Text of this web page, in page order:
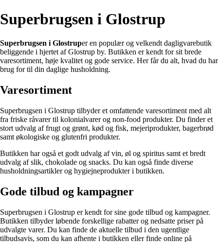
Superbrugsen i Glostrup
Superbrugsen i Glostruper en populær og velkendt dagligvarebutik
beliggende i hjertet af Glostrup by. Butikken er kendt for sit brede
varesortiment, høje kvalitet og gode service. Her får du alt, hvad du har
brug for til din daglige husholdning.
Varesortiment
Superbrugsen i Glostrup tilbyder et omfattende varesortiment med alt
fra friske råvarer til kolonialvarer og non-food produkter. Du finder et
stort udvalg af frugt og grønt, kød og fisk, mejeriprodukter, bagerbrød
samt økologiske og glutenfri produkter.
Butikken har også et godt udvalg af vin, øl og spiritus samt et bredt
udvalg af slik, chokolade og snacks. Du kan også finde diverse
husholdningsartikler og hygiejneprodukter i butikken.
Gode tilbud og kampagner
Superbrugsen i Glostrup er kendt for sine gode tilbud og kampagner.
Butikken tilbyder løbende forskellige rabatter og nedsatte priser på
udvalgte varer. Du kan finde de aktuelle tilbud i den ugentlige
tilbudsavis, som du kan afhente i butikken eller finde online på